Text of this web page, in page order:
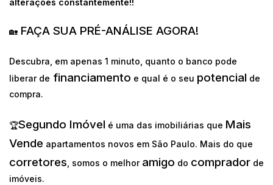
alterações constantemente!!
🏡 FAÇA SUA PRÉ-ANÁLISE AGORA!
Descubra, em apenas 1 minuto, quanto o banco pode
liberar de financiamento e qual é o seu potencial de
compra.
🏆Segundo Imóvel é uma das imobiliárias que Mais
Vende apartamentos novos em São Paulo. Mais do que
corretores , somos o melhor amigo do comprador de
imóveis.